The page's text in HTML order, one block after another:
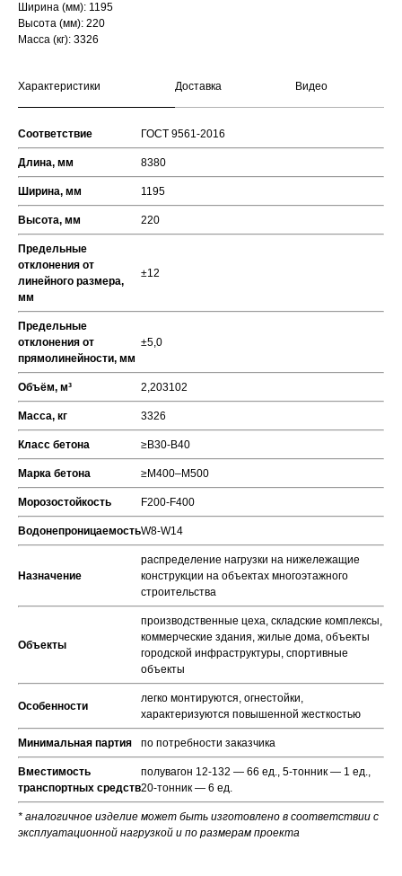
Ширина (мм): 1195
Высота (мм): 220
Масса (кг): 3326
Характеристики Доставка Видео
Соответствие ГОСТ 9561-2016
Длина, мм 8380
Ширина, мм 1195
Высота, мм 220
Предельные
отклонения от
линейного размера,
мм
±12
Предельные
отклонения от
прямолинейности, мм
±5,0
Объём, м³ 2,203102
Масса, кг 3326
Класс бетона ≥В30-В40
Марка бетона ≥М400–М500
Морозостойкость F200-F400
ВодонепроницаемостьW8-W14
Назначение
распределение нагрузки на нижележащие
конструкции на объектах многоэтажного
строительства
Объекты
производственные цеха, складские комплексы,
коммерческие здания, жилые дома, объекты
городской инфраструктуры, спортивные
объекты
Особенности
легко монтируются, огнестойки,
характеризуются повышенной жесткостью
Минимальная партия по потребности заказчика
Вместимость
транспортных средств
полувагон 12-132 — 66 ед., 5-тонник — 1 ед.,
20-тонник — 6 ед.
* аналогичное изделие может быть изготовлено в соответствии с
эксплуатационной нагрузкой и по размерам проекта